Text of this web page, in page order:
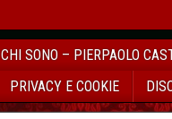
CHI SONO – PIERPAOLO
PRIVACY E COOKIE